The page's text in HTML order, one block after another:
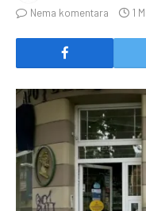
Nema komentara
1